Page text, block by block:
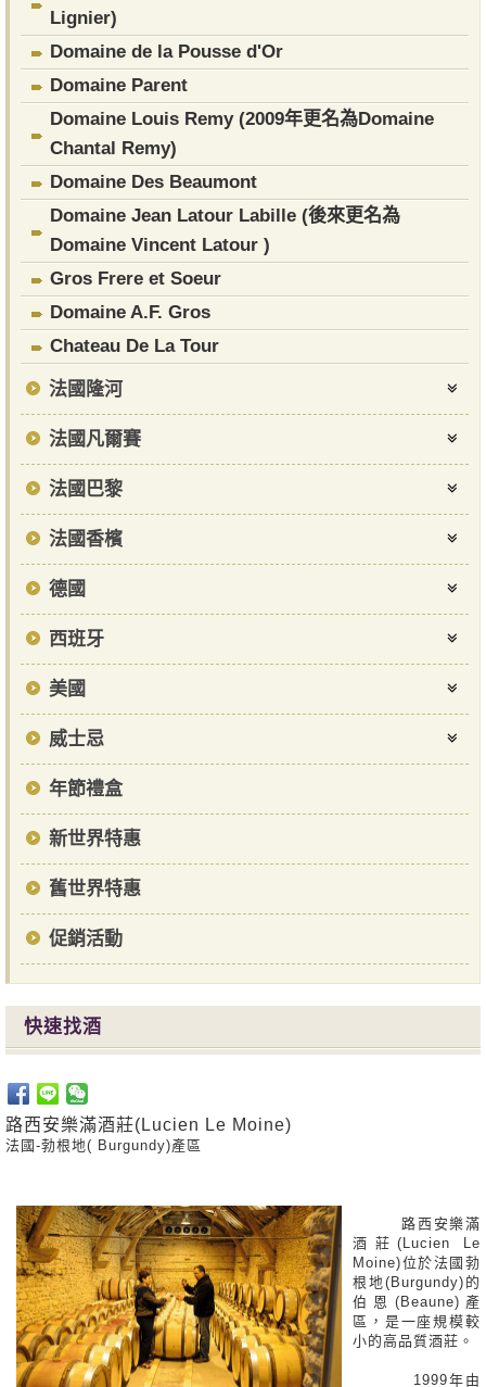
Lignier)
Domaine de la Pousse d'Or
​Domaine Parent
Domaine Louis Remy (2009年更名為Domaine
Chantal Remy)
Domaine Des Beaumont
Domaine Jean Latour Labille (後來更名為
Domaine Vincent Latour )
Gros Frere et Soeur
Domaine A.F. Gros
Chateau De La Tour
法國隆河
法國凡爾賽
法國巴黎
法國香檳
德國
西班牙
美國
威士忌
年節禮盒
新世界特惠
舊世界特惠
促銷活動
快速找酒
路西安樂滿酒莊(Lucien Le Moine)
法國-勃根地( Burgundy)產區
路西安樂滿
酒莊(Lucien Le
Moine)位於法國勃
根地(Burgundy)的
伯恩(Beaune)產
區，是一座規模較
小的高品質酒莊。
1999年由